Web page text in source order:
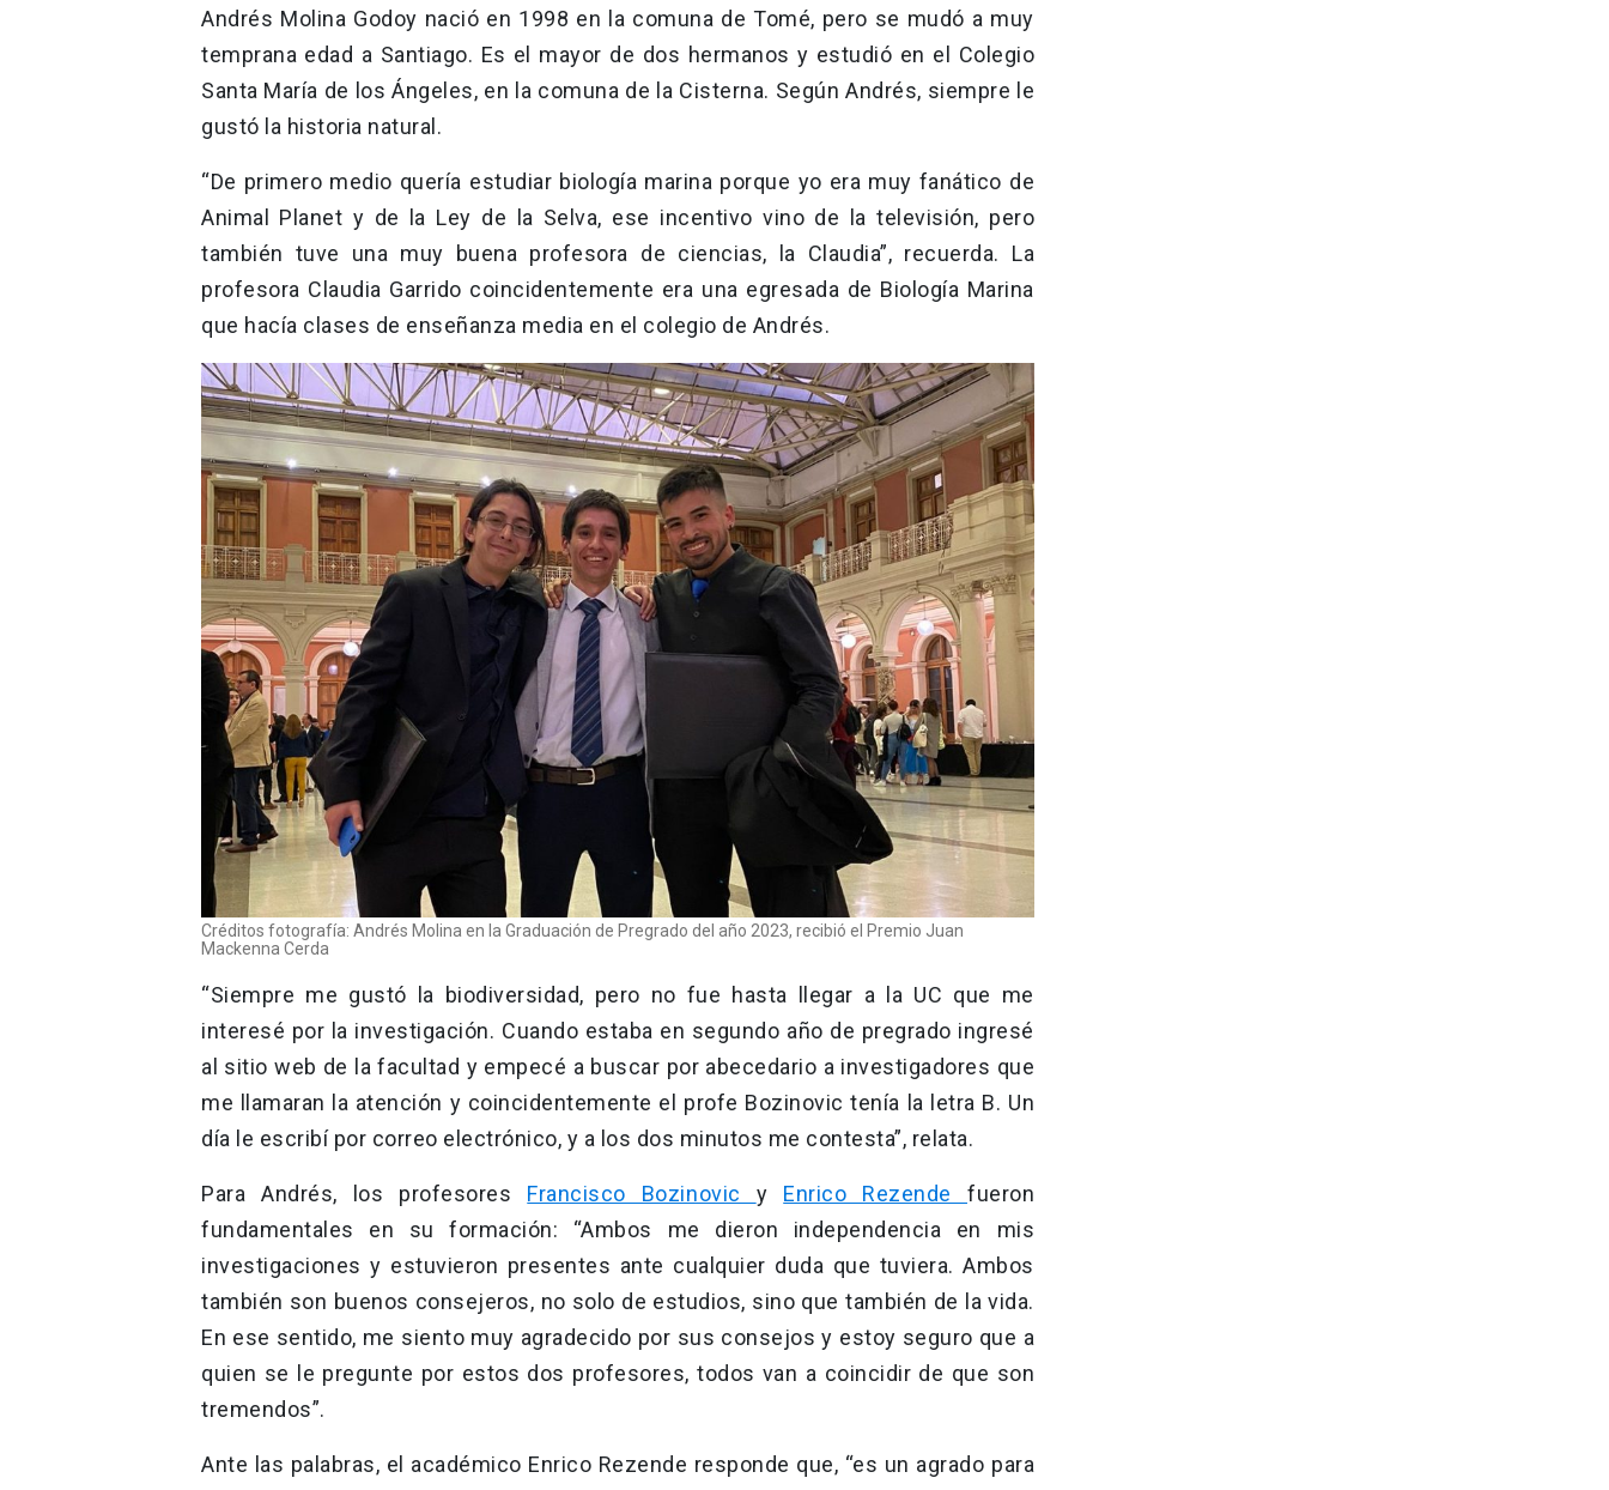
Andrés Molina Godoy nació en 1998 en la comuna de Tomé, pero se mudó a muy
temprana edad a Santiago. Es el mayor de dos hermanos y estudió en el Colegio
Santa María de los Ángeles, en la comuna de la Cisterna. Según Andrés, siempre le
gustó la historia natural.
“De primero medio quería estudiar biología marina porque yo era muy fanático de
Animal Planet y de la Ley de la Selva, ese incentivo vino de la televisión, pero
también tuve una muy buena profesora de ciencias, la Claudia”, recuerda. La
profesora Claudia Garrido coincidentemente era una egresada de Biología Marina
que hacía clases de enseñanza media en el colegio de Andrés.
Créditos fotografía: Andrés Molina en la Graduación de Pregrado del año 2023, recibió el Premio Juan
Mackenna Cerda
“Siempre me gustó la biodiversidad, pero no fue hasta llegar a la UC que me
interesé por la investigación. Cuando estaba en segundo año de pregrado ingresé
al sitio web de la facultad y empecé a buscar por abecedario a investigadores que
me llamaran la atención y coincidentemente el profe Bozinovic tenía la letra B. Un
día le escribí por correo electrónico, y a los dos minutos me contesta”, relata.
Para Andrés, los profesores Francisco Bozinovic y Enrico Rezendefueron
fundamentales en su formación: “Ambos me dieron independencia en mis
investigaciones y estuvieron presentes ante cualquier duda que tuviera. Ambos
también son buenos consejeros, no solo de estudios, sino que también de la vida.
En ese sentido, me siento muy agradecido por sus consejos y estoy seguro que a
quien se le pregunte por estos dos profesores, todos van a coincidir de que son
tremendos”.
Ante las palabras, el académico Enrico Rezende responde que, “es un agrado para